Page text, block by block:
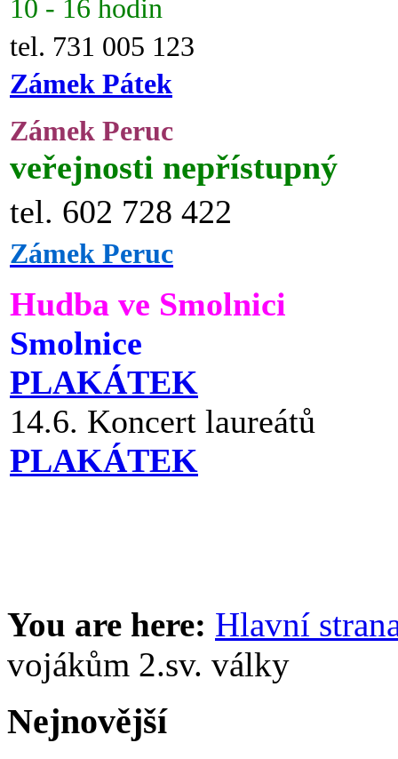
10 - 16 hodin
tel. 731 005 123
Zámek Pátek
Zámek Peruc
veřejnosti nepřístupný
tel. 602 728 422
Zámek Peruc
Hudba ve Smolnici
Smolnice
PLAKÁTEK
14.6. Koncert laureátů
PLAKÁTEK
You are here: Hlavní
vojákům 2.sv. války
Nejnovější